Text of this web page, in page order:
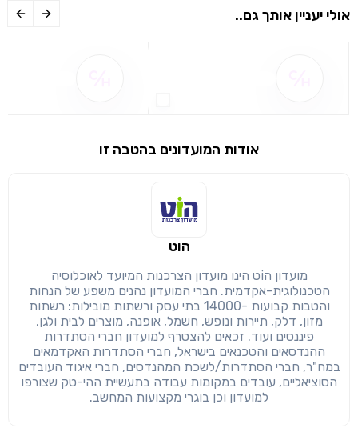
שיתוף
שימו לב!
מימוש הטבה זו ניתן רק לחברי
הבנתי, המשך לאתר
אולי יעניין אותך גם..
אודות המועדונים בהטבה זו
הוט
מועדון הוֹט הינו מועדון הצרכנות המיועד לאוכלוסיה
הטכנולוגית-אקדמית. חברי המועדון נהנים משפע של הנחות
והטבות קבועות -14000 בתי עסק ורשתות מובילות: רשתות
מזון, דלק, תיירות ונופש, חשמל, אופנה, מוצרים לבית ולגן,
פיננסים ועוד. זכאים להצטרף למועדון חברי הסתדרות
ההנדסאים והטכנאים בישראל, חברי הסתדרות האקדמאים
במח"ר, חברי הסתדרות/לשכת המהנדסים, חברי איגוד העובדים
הסוציאליים, עובדים במקומות עבודה בתעשיית ההי-טק שצורפו
למועדון וכן בוגרי מקצועות המחשב.